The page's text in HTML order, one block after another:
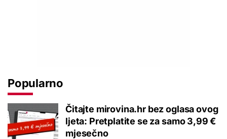
Popularno
Čitajte mirovina.hr bez oglasa ovog
ljeta: Pretplatite se za samo 3,99 €
mjesečno